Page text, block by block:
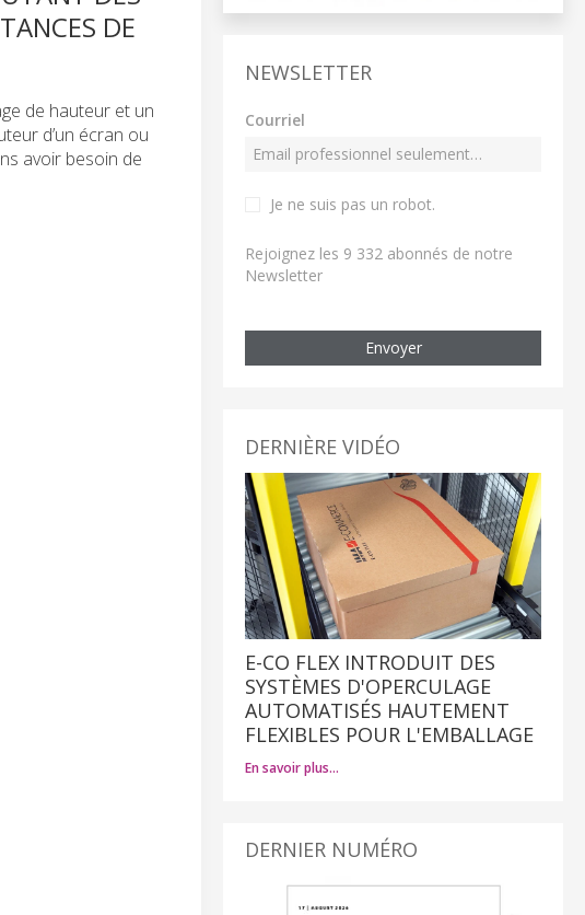
DE
de hauteur et un
d’un écran ou
avoir besoin de
NEWSLETTER
Courriel
Je ne suis pas un robot.
Rejoignez les 9 332 abonnés de notre
Newsletter
Envoyer
DERNIÈRE VIDÉO
E-CO FLEX INTRODUIT DES
SYSTÈMES D'OPERCULAGE
AUTOMATISÉS HAUTEMENT
FLEXIBLES POUR L'EMBALLAGE
En savoir plus…
DERNIER NUMÉRO